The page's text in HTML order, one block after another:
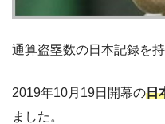
通算盗塁数の日本記録を
2019年10月19日開幕の日
ました。